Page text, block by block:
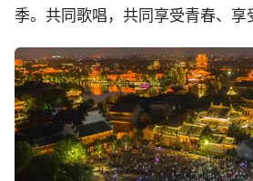
季。共同歌唱，共同享受青春、享